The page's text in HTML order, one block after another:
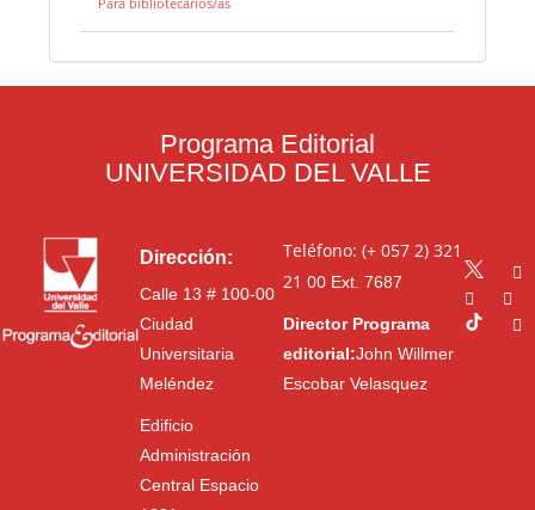
Programa Editorial
UNIVERSIDAD DEL VALLE
Dirección:
Calle 13 # 100-00
Ciudad
Universitaria
Meléndez
Edificio
Administración
Central Espacio
Teléfono: (+ 057 2) 321
21 00Ext. 7687
Director Programa
editorial:John Willmer
Escobar Velasquez